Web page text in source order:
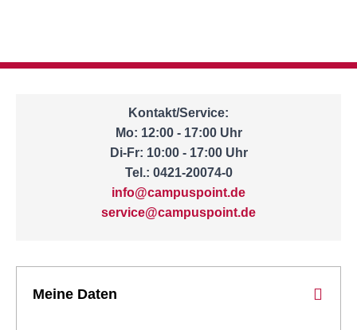
Kontakt/Service:
Mo: 12:00 - 17:00 Uhr
Di-Fr: 10:00 - 17:00 Uhr
Tel.: 0421-20074-0
info@campuspoint.de
service@campuspoint.de
Meine Daten